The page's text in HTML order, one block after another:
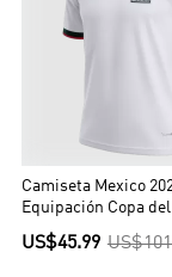
Camiseta Mexico
Equipación Copa
Versión Hincha
US$45.99